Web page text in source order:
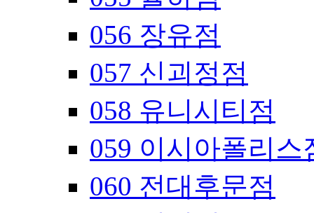
056 장유점
057 신괴정점
058 유니시티점
059 이시아폴리스
060 전대후문점